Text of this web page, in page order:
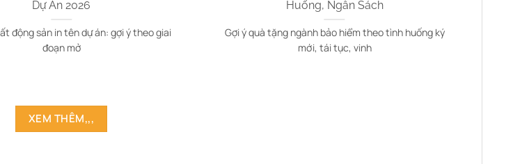
Dự Án 2026
động sản in tên dự án: gợi ý theo giai
đoạn mở
Huống, Ngân Sách
Gợi ý quà tặng ngành bảo hiểm theo tình huống ký
mới, tái tục, vinh
XEM THÊM,,,